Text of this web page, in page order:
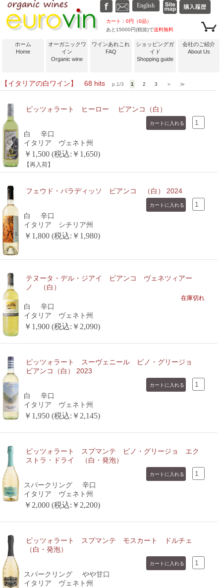
カート：0円（0品）
あと15000円(税抜)で送料無料
ホーム
Home
オーガニックワ
イン
Organic wine
ワインあれこれ
FAQ
ショッピングガ
イド
Shopping guide
会社のご紹介
About Us
【イタリアの白ワイン】 68 hitsp.1/3 1 2 3 ＞ ≫
ピッツォラート ヒーロー ビアンコ（白）
白
辛口
イタリア ヴェネト州
￥1,500 (税込:￥1,650)
【再入荷】
フェウド・パラディッソ ビアンコ （白） 2024
白
辛口
イタリア シチリア州
￥1,800 (税込:￥1,980)
テヌータ・デル・ジアイ ビアンコ ヴェネツィアー
ノ （白）
在庫切れ
白
辛口
イタリア ヴェネト州
￥1,900 (税込:￥2,090)
ピッツォラート スーヴェニール ピノ・グリージョ
ビアンコ（白） 2023
白
辛口
イタリア ヴェネト州
￥1,950 (税込:￥2,145)
ピッツォラート スプマンテ ピノ・グリージョ エク
ストラ・ドライ （白・発泡）
スパークリング
辛口
イタリア ヴェネト州
￥2,000 (税込:￥2,200)
ピッツォラート スプマンテ モスカート ドルチェ
（白・発泡）
スパークリング
やや甘口
イタリア ヴェネト州